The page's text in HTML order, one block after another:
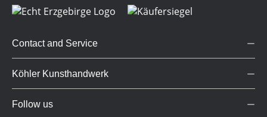
Contact and Service
Köhler Kunsthandwerk
Follow us